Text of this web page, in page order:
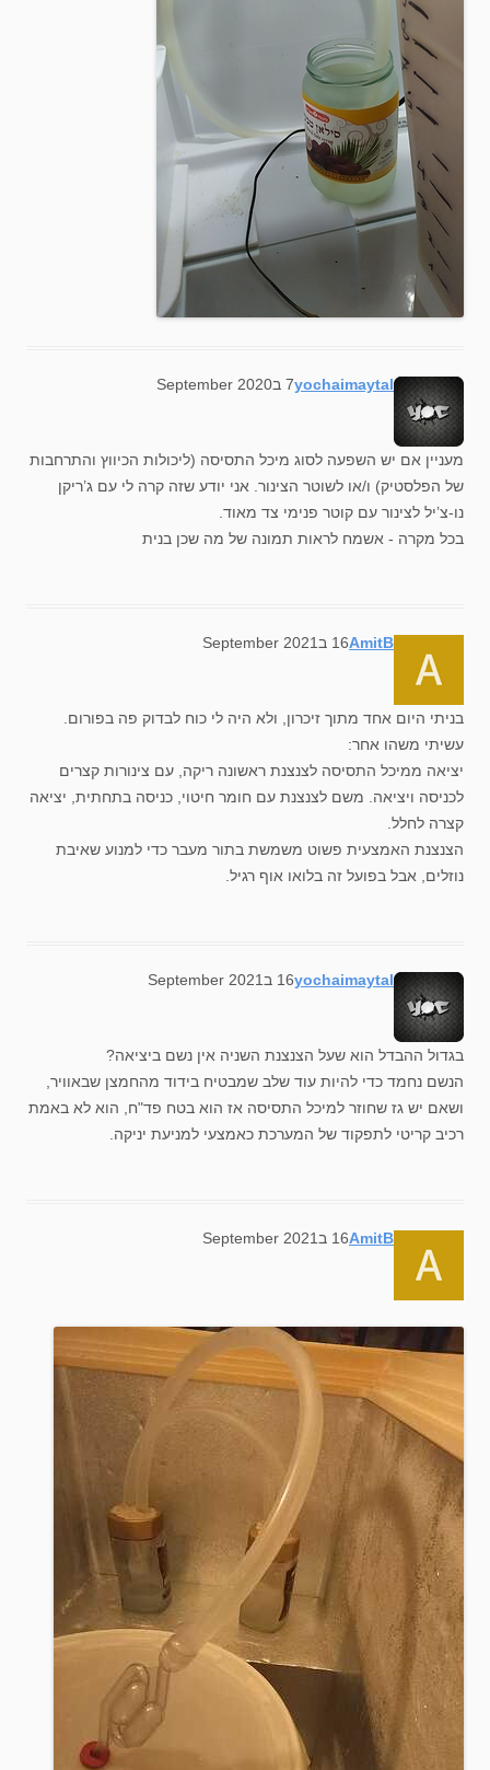
yochaimaytal says: 7 בSeptember 2020
מעניין אם יש השפעה לסוג מיכל התסיסה (ליכולות הכיווץ והתרחבות
של הפלסטיק) ו/או לשוטר הצינור. אני יודע שזה קרה לי עם ג’ריקן
נו-צ’יל לצינור עם קוטר פנימי צד מאוד.
בכל מקרה - אשמח לראות תמונה של מה שכן בנית
AmitB16 בSeptember 2021
בניתי היום אחד מתוך זיכרון, ולא היה לי כוח לבדוק פה בפורום.
עשיתי משהו אחר:
יציאה ממיכל התסיסה לצנצנת ראשונה ריקה, עם צינורות קצרים
לכניסה ויציאה. משם לצנצנת עם חומר חיטוי, כניסה בתחתית, יציאה
קצרה לחלל.
הצנצנת האמצעית פשוט משמשת בתור מעבר כדי למנוע שאיבת
נוזלים, אבל בפועל זה בלואו אוף רגיל.
yochaimaytal says: 16 בSeptember 2021
בגדול ההבדל הוא שעל הצנצנת השניה אין נשם ביציאה?
הנשם נחמד כדי להיות עוד שלב שמבטיח בידוד מהחמצן שבאוויר,
ושאם יש גז שחוזר למיכל התסיסה אז הוא בטח פד"ח, הוא לא באמת
רכיב קריטי לתפקוד של המערכת כאמצעי למניעת יניקה.
AmitB16 בSeptember 2021